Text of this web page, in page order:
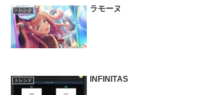
トレンド ラモーヌ
トレンド INFINITAS